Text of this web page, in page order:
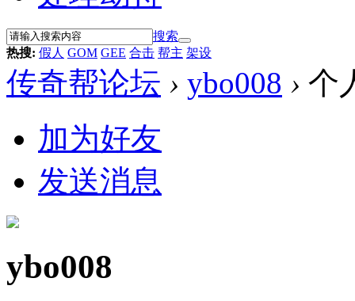
搜索
热搜: 假人 GOM GEE 合击 帮主 架设
传奇帮论坛 › ybo008 › 个
加为好友
发送消息
ybo008